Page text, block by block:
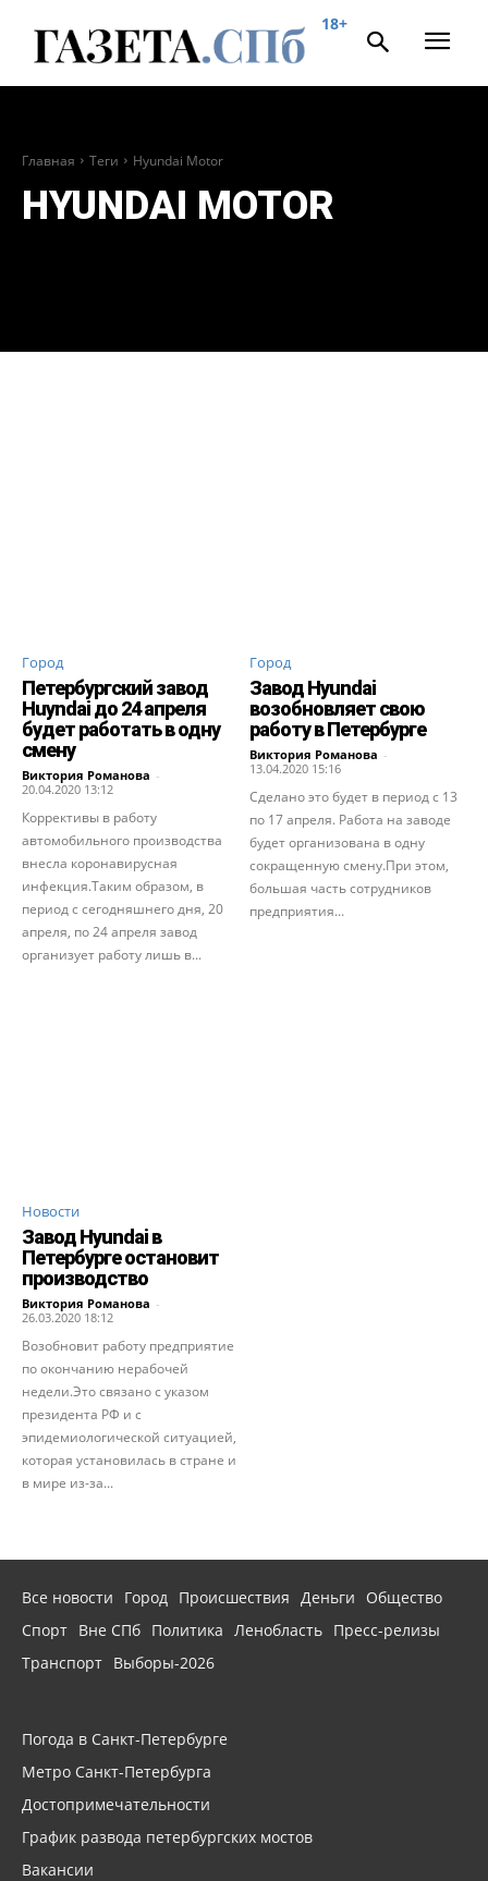
18+
Главная Теги Hyundai Motor
HYUNDAI MOTOR
Город
Петербургский завод
Huyndai до 24 апреля
будет работать в одну
смену
Виктория Романова -
20.04.2020 13:12
Коррективы в работу
автомобильного производства
внесла коронавирусная
инфекция.Таким образом, в
период с сегодняшнего дня, 20
апреля, по 24 апреля завод
организует работу лишь в...
Город
Завод Hyundai
возобновляет свою
работу в Петербурге
Виктория Романова -
13.04.2020 15:16
Сделано это будет в период с 13
по 17 апреля. Работа на заводе
будет организована в одну
сокращенную смену.При этом,
большая часть сотрудников
предприятия...
Новости
Завод Hyundai в
Петербурге остановит
производство
Виктория Романова -
26.03.2020 18:12
Возобновит работу предприятие
по окончанию нерабочей
недели.Это связано с указом
президента РФ и с
эпидемиологической ситуацией,
которая установилась в стране и
в мире из-за...
Все новости Город Происшествия Деньги
Общество
Спорт Вне СПб Политика Ленобласть Пресс-релизы
Транспорт Выборы-2026
Погода в Санкт-Петербурге
Метро Санкт-Петербурга
Достопримечательности
График развода петербургских мостов
Вакансии